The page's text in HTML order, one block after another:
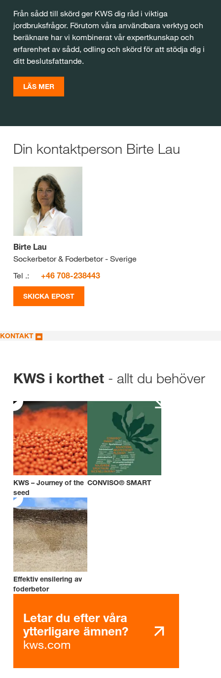
Från sådd till skörd ger KWS dig råd i viktiga
jordbruksfrågor. Förutom våra användbara verktyg och
beräknare har vi kombinerat vår expertkunskap och
erfarenhet av sådd, odling och skörd för att stödja dig i
ditt beslutsfattande.
LÄS MER
Din kontaktperson Birte Lau
Birte Lau
Sockerbetor & Foderbetor - Sverige
Tel .:
+46 708-238443
SKICKA EPOST
KONTAKT
KWS i korthet - allt du behöver
KWS – Journey of the
seed
CONVISO® SMART
Effektiv ensilering av
foderbetor
Letar du efter våra
ytterligare ämnen?
kws.com